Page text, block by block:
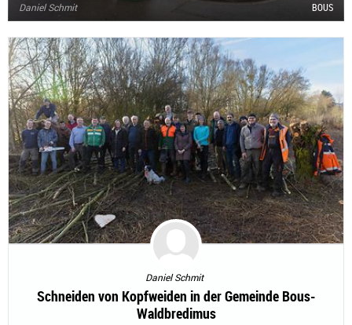
Daniel Schmit BOUS
Daniel Schmit
Schneiden von Kopfweiden in der Gemeinde Bous-
Waldbredimus